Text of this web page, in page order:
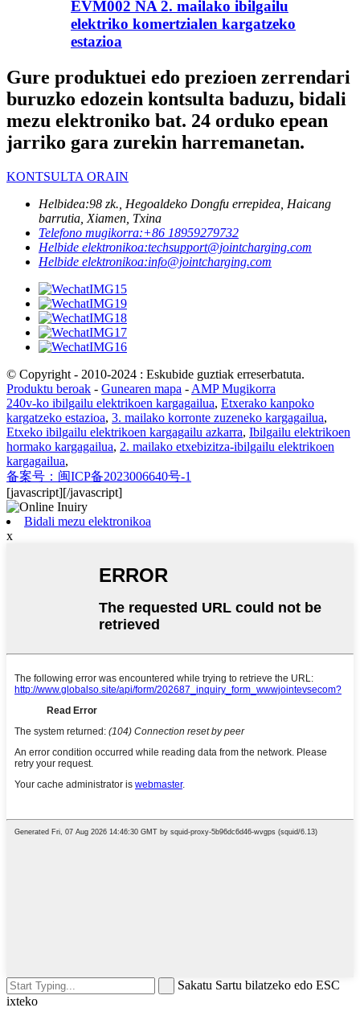
EVM002 NA 2. mailako ibilgailu
elektriko komertzialen kargatzeko
estazioa
Gure produktuei edo prezioen zerrendari
buruzko edozein kontsulta baduzu, bidali
mezu elektroniko bat. 24 orduko epean
jarriko gara zurekin harremanetan.
KONTSULTA ORAIN
Helbidea:98 zk., Hegoaldeko Dongfu errepidea, Haicang
barrutia, Xiamen, Txina
Telefono mugikorra:+86 18959279732
Helbide elektronikoa:techsupport@jointcharging.com
Helbide elektronikoa:info@jointcharging.com
© Copyright - 2010-2024 : Eskubide guztiak erreserbatuta.
Produktu beroak - Gunearen mapa - AMP Mugikorra
240v-ko ibilgailu elektrikoen kargagailua, Etxerako kanpoko
kargatzeko estazioa, 3. mailako korronte zuzeneko kargagailua,
Etxeko ibilgailu elektrikoen kargagailu azkarra, Ibilgailu elektrikoen
hormako kargagailua, 2. mailako etxebizitza-ibilgailu elektrikoen
kargagailua,
备案号：闽ICP备2023006640号-1
[javascript][/javascript]
Bidali mezu elektronikoa
x
Sakatu Sartu bilatzeko edo ESC
ixteko